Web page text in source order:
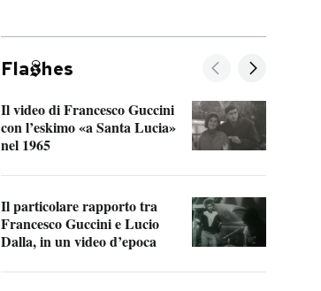
Fla hes
Il video di Francesco Guccini
con l’eskimo «a Santa Lucia»
nel 1965
Il particolare rapporto tra
Francesco Guccini e Lucio
Dalla, in un video d’epoca